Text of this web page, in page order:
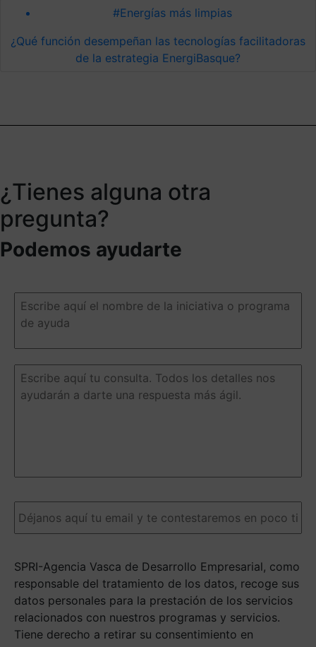
#Energías más limpias
¿Qué función desempeñan las tecnologías facilitadoras
de la estrategia EnergiBasque?
¿Tienes alguna otra
pregunta?
Podemos ayudarte
Escribe
aquí
el
la
iniciativa
Escribe
aquí
tu
darte
una
ágil.
(Obligatorio)
Email (Obligatorio)
SPRI-Agencia Vasca de Desarrollo Empresarial, como
responsable del tratamiento de los datos, recoge sus
datos personales para la prestación de los servicios
relacionados con nuestros programas y servicios.
Tiene derecho a retirar su consentimiento en